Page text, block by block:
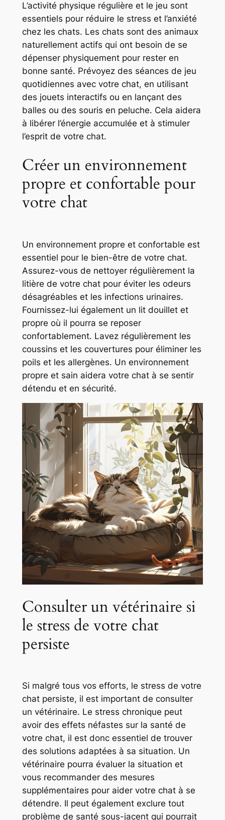
L’activité physique régulière et le jeu sont
essentiels pour réduire le stress et l’anxiété
chez les chats. Les chats sont des animaux
naturellement actifs qui ont besoin de se
dépenser physiquement pour rester en
bonne santé. Prévoyez des séances de jeu
quotidiennes avec votre chat, en utilisant
des jouets interactifs ou en lançant des
balles ou des souris en peluche. Cela aidera
à libérer l’énergie accumulée et à stimuler
l’esprit de votre chat.
Créer un environnement
propre et confortable pour
votre chat
Un environnement propre et confortable est
essentiel pour le bien-être de votre chat.
Assurez-vous de nettoyer régulièrement la
litière de votre chat pour éviter les odeurs
désagréables et les infections urinaires.
Fournissez-lui également un lit douillet et
propre où il pourra se reposer
confortablement. Lavez régulièrement les
coussins et les couvertures pour éliminer les
poils et les allergènes. Un environnement
propre et sain aidera votre chat à se sentir
détendu et en sécurité.
Consulter un vétérinaire si
le stress de votre chat
persiste
Si malgré tous vos efforts, le stress de votre
chat persiste, il est important de consulter
un vétérinaire. Le stress chronique peut
avoir des effets néfastes sur la santé de
votre chat, il est donc essentiel de trouver
des solutions adaptées à sa situation. Un
vétérinaire pourra évaluer la situation et
vous recommander des mesures
supplémentaires pour aider votre chat à se
détendre. Il peut également exclure tout
problème de santé sous-jacent qui pourrait